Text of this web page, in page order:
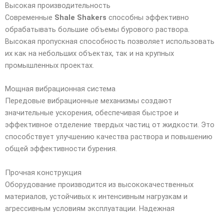
Высокая производительность
Современные Shale Shakers способны эффективно
обрабатывать большие объемы бурового раствора.
Высокая пропускная способность позволяет использовать
их как на небольших объектах, так и на крупных
промышленных проектах.
Мощная вибрационная система
Передовые вибрационные механизмы создают
значительные ускорения, обеспечивая быстрое и
эффективное отделение твердых частиц от жидкости. Это
способствует улучшению качества раствора и повышению
общей эффективности бурения.
Прочная конструкция
Оборудование производится из высококачественных
материалов, устойчивых к интенсивным нагрузкам и
агрессивным условиям эксплуатации. Надежная